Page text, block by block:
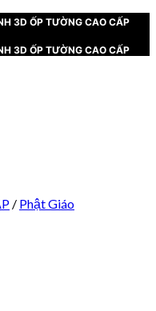
3D ỐP TƯỜNG CAO CẤP
3D ỐP TƯỜNG CAO CẤP
/ Phật Giáo